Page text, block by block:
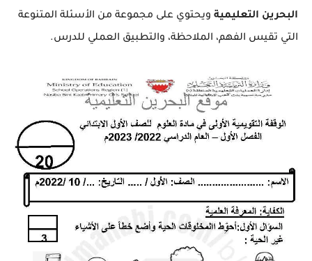
البحرين التعليمية ويحتوي على مجموعة من الأسئلة المتنوعة
التي تقيس الفهم، الملاحظة، والتطبيق العملي للدرس.